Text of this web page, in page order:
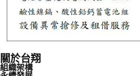
關於台翔
組織架構